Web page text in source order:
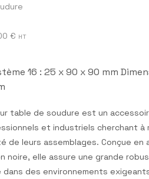
€ HT
16 : 25 x 90 x 90 mm
table de soudure est un
et industriels cherchant à
de leurs assemblages. Conçue en
noire, elle assure une grande
dans des environnements